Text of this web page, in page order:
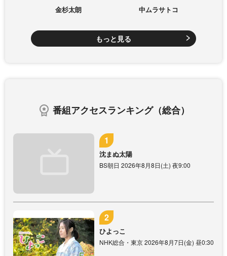
金杉太朗 中ムラサトコ
もっと見る
番組アクセスランキング（総合）
沈まぬ太陽
BS朝日 2026年8月8日(土) 夜9:00
ひよっこ
NHK総合・東京 2026年8月7日(金) 昼0:30